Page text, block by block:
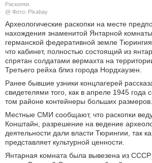
БЛОГ
Раскопки.
@ Фото: Pixabay
Археологические раскопки на месте
нахождения знаменитой Янтарной
германской федеративной земле
что кабинет, полностью состоящий из
спрятан солдатами вермахта на
Третьего рейха близ города Нордхаузен.
Ранее бывшие узники концлагерей
свидетелями того, как в апреле 1945 года
том районе контейнеры больших размеров.
Местные СМИ сообщают, что раскопки
Конштайн, разрешение на ведение
деятельности дали власти Тюрингии, так
представляет культурной ценности.
Янтарная комната была вывезена из